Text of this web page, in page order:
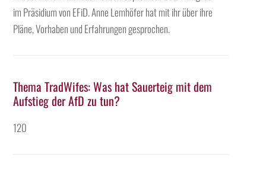
im Präsidium von EFiD. Anne Lemhöfer hat mit ihr über ihre
Pläne, Vorhaben und Erfahrungen gesprochen.
Thema TradWifes: Was hat Sauerteig mit dem
Aufstieg der AfD zu tun?
120